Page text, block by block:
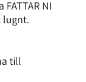
NI
lugnt.
till